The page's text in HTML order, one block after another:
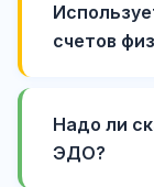
счетов
Надо ли
ЭДО?